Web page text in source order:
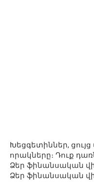
Խեցգետիններ,
որակները։ Դուք
Ձեր ֆինանսական
Ձեր ֆինանսական